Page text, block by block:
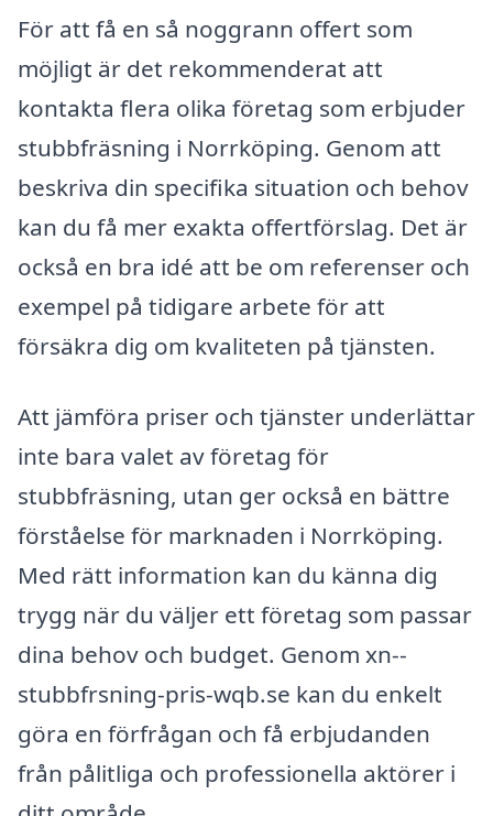
För att få en så noggrann offert som
möjligt är det rekommenderat att
kontakta flera olika företag som erbjuder
stubbfräsning i Norrköping. Genom att
beskriva din specifika situation och behov
kan du få mer exakta offertförslag. Det är
också en bra idé att be om referenser och
exempel på tidigare arbete för att
försäkra dig om kvaliteten på tjänsten.
Att jämföra priser och tjänster underlättar
inte bara valet av företag för
stubbfräsning, utan ger också en bättre
förståelse för marknaden i Norrköping.
Med rätt information kan du känna dig
trygg när du väljer ett företag som passar
dina behov och budget. Genom xn--
stubbfrsning-pris-wqb.se kan du enkelt
göra en förfrågan och få erbjudanden
från pålitliga och professionella aktörer i